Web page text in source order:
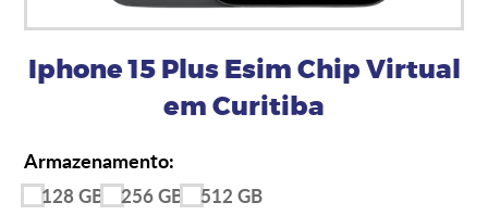
Iphone 15 Plus Esim Chip Virtual
em Curitiba
Armazenamento:
128 GB 256 GB 512 GB